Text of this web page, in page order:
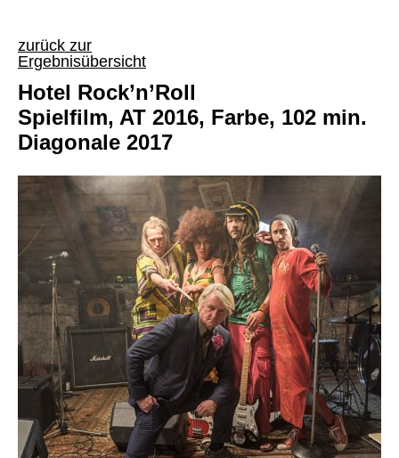
zurück zur
Ergebnisübersicht
Hotel Rock’n’Roll
Spielfilm, AT 2016, Farbe, 102 min.
Diagonale 2017